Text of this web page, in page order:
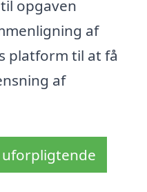
opgaven
af
platform til at få
af
uforpligtende